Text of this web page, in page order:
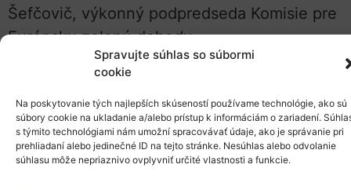
Spravujte súhlas so súbormi
cookie
Na poskytovanie tých najlepších skúseností používame technológie, ako sú
súbory cookie na ukladanie a/alebo prístup k informáciám o zariadení.
s týmito technológiami nám umožní spracovávať údaje, ako je správanie pri
prehliadaní alebo jedinečné ID na tejto stránke. Nesúhlas alebo odvolanie
súhlasu môže nepriaznivo ovplyvniť určité vlastnosti a funkcie.
Šefčovič, výkonný podpredseda Komisie pre
Európsku zelenú dohodu.
Kandidáti dostanú oznámenie o výsledkoch
hodnotenia v poslednom štvrťroku 2024 a
tí vybraní uzavrú dohody o grante počas
prvého štvrťroka 2025.